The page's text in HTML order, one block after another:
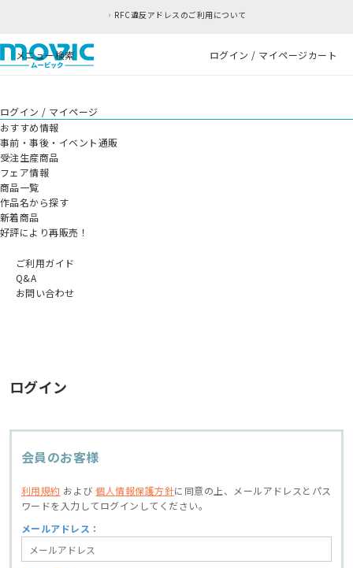
RFC違反アドレスのご利用について
メニュー検索 ログイン / マイページカート
ログイン / マイページ
おすすめ情報
事前・事後・イベント通販
受注生産商品
フェア情報
商品一覧
作品名から探す
新着商品
好評により再販売！
ご利用ガイド
Q&A
お問い合わせ
ログイン
会員のお客様
利用規約 および個人情報保護方針に同意の上、
メールアドレスとパス
ワードを入力してログインしてください。
メールアドレス：